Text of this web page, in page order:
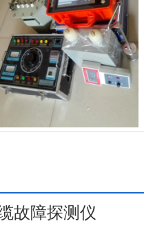
故障探测仪